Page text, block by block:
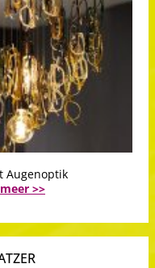
Augenoptik
>>